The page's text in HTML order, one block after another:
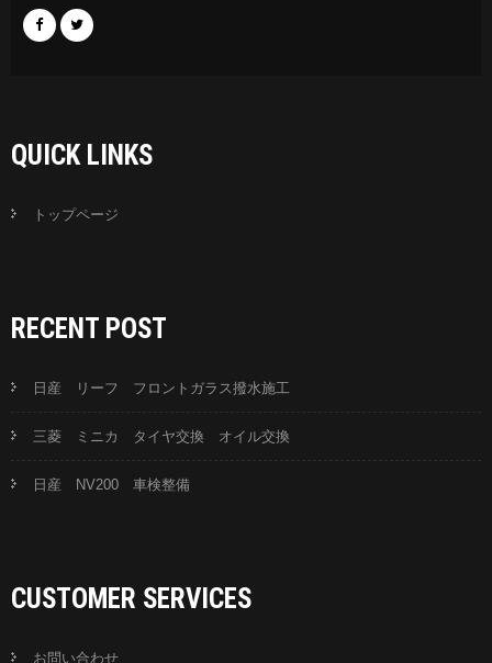
QUICK LINKS
トップページ
RECENT POST
日産 リーフ フロントガラス撥水施工
三菱 ミニカ タイヤ交換 オイル交換
日産 NV200 車検整備
CUSTOMER SERVICES
お問い合わせ